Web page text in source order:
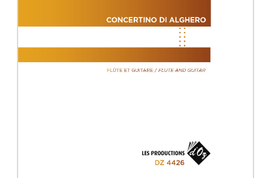
AUTRES PRODUITS